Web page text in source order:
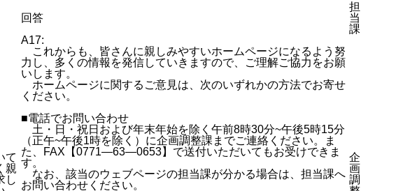
回答
担
当
課
て
親
し
A17:
これからも、皆さんに親しみやすいホームページになるよう努
力し、多くの情報を発信していきますので、ご理解ご協力をお願
いします。
ホームページに関するご意見は、次のいずれかの方法でお寄せ
ください。
■電話でお問い合わせ
土・日・祝日および年末年始を除く午前8時30分~午後5時15分
（正午~午後1時を除く）に企画調整課までご連絡ください。ま
た、FAX【0771―63―0653】で送付いただいてもお受けできま
す。
なお、該当のウェブページの担当課が分かる場合は、担当課へ
お問い合わせください。
企
画
調